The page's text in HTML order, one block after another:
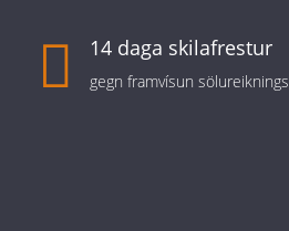
 14 daga skilafrestur
gegn framvísun sölureiknings